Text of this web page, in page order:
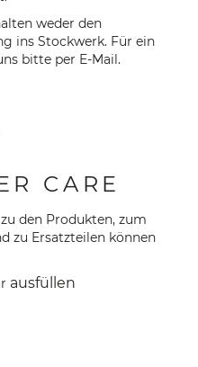
weder den
ins Stockwerk. Für ein
bitte per E-Mail .
CARE
den Produkten, zum
zu Ersatzteilen können
ausfüllen